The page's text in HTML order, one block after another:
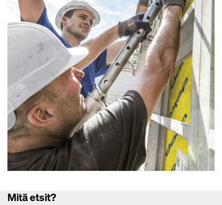
Mitä etsit?